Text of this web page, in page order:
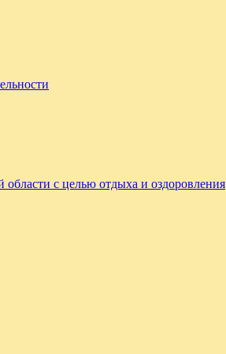
с целью отдыха и оздоровления